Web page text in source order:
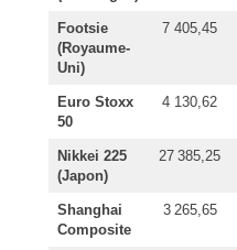
Footsie
(Royaume-
Uni)
7 405,45
Euro Stoxx
50
4 130,62
Nikkei 225
(Japon)
27 385,25
Shanghai
Composite
3 265,65